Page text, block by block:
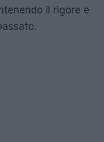
il rigore e